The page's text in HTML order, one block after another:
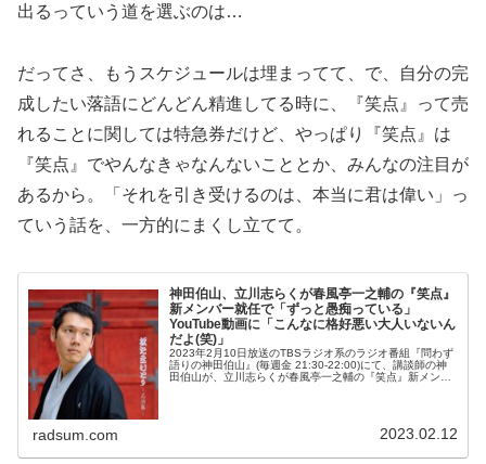
出るっていう道を選ぶのは…
だってさ、もうスケジュールは埋まってて、で、自分の完
成したい落語にどんどん精進してる時に、『笑点』って売
れることに関しては特急券だけど、やっぱり『笑点』は
『笑点』でやんなきゃなんないこととか、みんなの注目が
あるから。「それを引き受けるのは、本当に君は偉い」っ
ていう話を、一方的にまくし立てて。
神田伯山、立川志らくが春風亭一之輔の『笑点』
新メンバー就任で「ずっと愚痴っている」
YouTube動画に「こんなに格好悪い大人いないん
だよ(笑)」
2023年2月10日放送のTBSラジオ系のラジオ番組『問わず
語りの神田伯山』(毎週金 21:30-22:00)にて、講談師の神
田伯山が、立川志らくが春風亭一之輔の『笑点』新メンバ
radsum.com 2023.02.12